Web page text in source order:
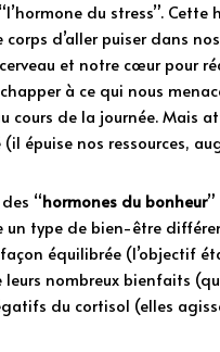
du stress”.
d’aller puiser dans
et notre cœur pour
à ce qui nous
cours de la journée. Mais
épuise nos ressources,
“hormones du bonheur”
un type de bien-être
équilibrée (l’objectif
leurs nombreux bienfaits
du cortisol (elles